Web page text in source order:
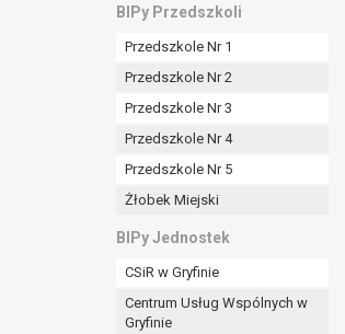
BIPy Przedszkoli
Przedszkole Nr 1
Przedszkole Nr 2
Przedszkole Nr 3
Przedszkole Nr 4
Przedszkole Nr 5
Żłobek Miejski
BIPy Jednostek
CSiR w Gryfinie
Centrum Usług Wspólnych w
Gryfinie
podstawy prawnej
tych danych,
roszczeń,
stronie administratora są
osobę,
jest: